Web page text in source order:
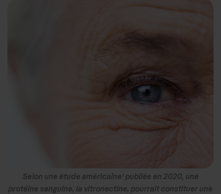
Selon une étude américaine¹ publiée en 2020, une
protéine sanguine, la vitronectine, pourrait constituer une